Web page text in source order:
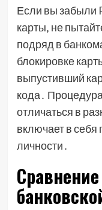
Если вы забыли
карты‚ не
подряд в
блокировке
выпустивший
кода․
отличаться в
включает в
личности․